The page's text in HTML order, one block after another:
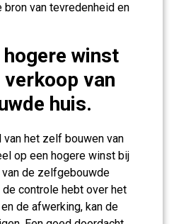
bron van tevredenheid en
winst
van
huis.
van het zelf bouwen van
op een hogere winst bij
de zelfgebouwde
controle hebt over het
de afwerking, kan de